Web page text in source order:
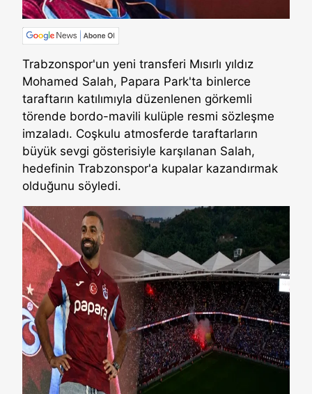
Trabzonspor'un yeni transferi Mısırlı yıldız
Mohamed Salah, Papara Park'ta binlerce
taraftarın katılımıyla düzenlenen görkemli
törende bordo-mavili kulüple resmi sözleşme
imzaladı. Coşkulu atmosferde taraftarların
büyük sevgi gösterisiyle karşılanan Salah,
hedefinin Trabzonspor'a kupalar kazandırmak
olduğunu söyledi.